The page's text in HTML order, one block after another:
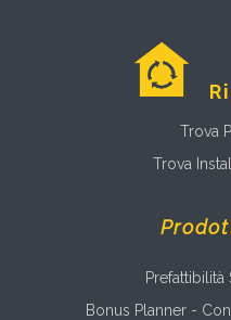
Trova
Trova
Prefattibilità
Bonus Planner -